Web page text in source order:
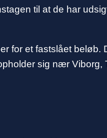
til at de har
for et fastslået beløb.
sig nær Viborg,